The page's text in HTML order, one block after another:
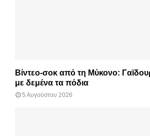
Βίντεο-σοκ από τη Μύκονο:
με δεμένα τα πόδια
5 Αυγούστου 2026